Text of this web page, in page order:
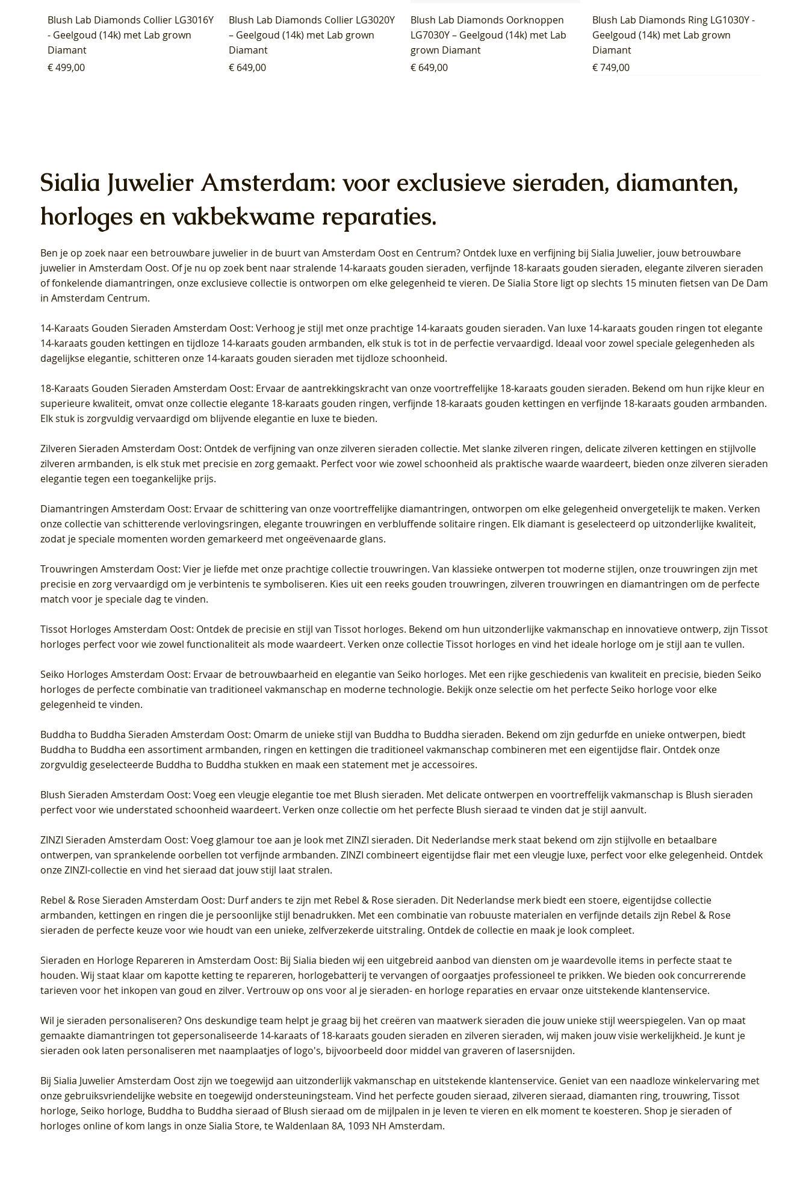
Blush Lab Diamonds Collier LG3016Y
- Geelgoud (14k) met Lab grown
Diamant
Prijs
€ 499,00
Blush Lab Diamonds Collier LG3020Y
– Geelgoud (14k) met Lab grown
Diamant
Prijs
€ 649,00
Blush Lab Diamonds Oorknoppen
LG7030Y – Geelgoud (14k) met Lab
grown Diamant
Prijs
€ 649,00
Blush Lab Diamonds Ring LG1030Y -
Geelgoud (14k) met Lab grown
Diamant
Prijs
€ 749,00
Blush Lab Diamonds Oorhangers
LG9006Y/S - Geelgoud (14k) met Lab
grown Diamant
Blush Lab Diamonds Oorhangers
LG9007Y/S - Geelgoud (14k) met Lab
grown Diamant
Blush Lab Diamonds Ring LG1028Y -
Geelgoud (14k) met Lab grown
Diamant
Blush Lab Diamonds Collier LG3014Y
- Geelgoud (14k) met Lab grown
Diamant
Blush Lab Diamonds Collier LG3019Y
– Geelgoud (14k) met Lab grown
Diamant
Blush Lab Diamonds Ring LG1042Y –
Geelgoud (14k) met Lab grown
Diamant
Blush Lab Diamonds Oorknoppen
LG7027Y - Geelgoud (14k) met Lab
grown Diamant
Blush Lab Diamonds Ring LG1029Y -
Geelgoud (14k) met Lab grown
Diamant
Blush Lab Diamonds Ring LG1031Y -
Geelgoud (14k) met Lab grown
Diamant
Blush Lab Diamonds Ring LG1044Y –
Geelgoud (14k) met Lab grown
Diamant
Blush Lab Diamonds Oorknoppen
LG7026Y - Geelgoud (14k) met Lab
grown Diamant
Blush Lab Diamonds Oorknoppen
LG7033Y – Geelgoud (14k) met Lab
grown Diamant
Sialia Juwelier Amsterdam: voor exclusieve sieraden, diamanten,
horloges en vakbekwame reparaties.
Ben je op zoek naar een betrouwbare juwelier in de buurt van Amsterdam Oost en Centrum? Ontdek luxe en verfijning bij Sialia Juwelier, jouw betrouwbare
juwelier in Amsterdam Oost. Of je nu op zoek bent naar stralende 14-karaats gouden sieraden, verfijnde 18-karaats gouden sieraden, elegante zilveren sieraden
of fonkelende diamantringen, onze exclusieve collectie is ontworpen om elke gelegenheid te vieren. De Sialia Store ligt op slechts 15 minuten fietsen van De Dam
in Amsterdam Centrum.
14-Karaats Gouden Sieraden Amsterdam Oost: Verhoog je stijl met onze prachtige 14-karaats gouden sieraden. Van luxe 14-karaats gouden ringen tot elegante
14-karaats gouden kettingen en tijdloze 14-karaats gouden armbanden, elk stuk is tot in de perfectie vervaardigd. Ideaal voor zowel speciale gelegenheden als
dagelijkse elegantie, schitteren onze 14-karaats gouden sieraden met tijdloze schoonheid.
18-Karaats Gouden Sieraden Amsterdam Oost: Ervaar de aantrekkingskracht van onze voortreffelijke 18-karaats gouden sieraden. Bekend om hun rijke kleur en
superieure kwaliteit, omvat onze collectie elegante 18-karaats gouden ringen, verfijnde 18-karaats gouden kettingen en verfijnde 18-karaats gouden armbanden.
Elk stuk is zorgvuldig vervaardigd om blijvende elegantie en luxe te bieden.
Zilveren Sieraden Amsterdam Oost: Ontdek de verfijning van onze zilveren sieraden collectie. Met slanke zilveren ringen, delicate zilveren kettingen en stijlvolle
zilveren armbanden, is elk stuk met precisie en zorg gemaakt. Perfect voor wie zowel schoonheid als praktische waarde waardeert, bieden onze zilveren sieraden
elegantie tegen een toegankelijke prijs.
Diamantringen Amsterdam Oost: Ervaar de schittering van onze voortreffelijke diamantringen, ontworpen om elke gelegenheid onvergetelijk te maken. Verken
onze collectie van schitterende verlovingsringen, elegante trouwringen en verbluffende solitaire ringen. Elk diamant is geselecteerd op uitzonderlijke kwaliteit,
zodat je speciale momenten worden gemarkeerd met ongeëvenaarde glans.
Trouwringen Amsterdam Oost: Vier je liefde met onze prachtige collectie trouwringen. Van klassieke ontwerpen tot moderne stijlen, onze trouwringen zijn met
precisie en zorg vervaardigd om je verbintenis te symboliseren. Kies uit een reeks gouden trouwringen, zilveren trouwringen en diamantringen om de perfecte
match voor je speciale dag te vinden.
Tissot Horloges Amsterdam Oost: Ontdek de precisie en stijl van Tissot horloges. Bekend om hun uitzonderlijke vakmanschap en innovatieve ontwerp, zijn Tissot
horloges perfect voor wie zowel functionaliteit als mode waardeert. Verken onze collectie Tissot horloges en vind het ideale horloge om je stijl aan te vullen.
Seiko Horloges Amsterdam Oost: Ervaar de betrouwbaarheid en elegantie van Seiko horloges. Met een rijke geschiedenis van kwaliteit en precisie, bieden Seiko
horloges de perfecte combinatie van traditioneel vakmanschap en moderne technologie. Bekijk onze selectie om het perfecte Seiko horloge voor elke
gelegenheid te vinden.
Buddha to Buddha Sieraden Amsterdam Oost: Omarm de unieke stijl van Buddha to Buddha sieraden. Bekend om zijn gedurfde en unieke ontwerpen, biedt
Buddha to Buddha een assortiment armbanden, ringen en kettingen die traditioneel vakmanschap combineren met een eigentijdse flair. Ontdek onze
zorgvuldig geselecteerde Buddha to Buddha stukken en maak een statement met je accessoires.
Blush Sieraden Amsterdam Oost: Voeg een vleugje elegantie toe met Blush sieraden. Met delicate ontwerpen en voortreffelijk vakmanschap is Blush sieraden
perfect voor wie understated schoonheid waardeert. Verken onze collectie om het perfecte Blush sieraad te vinden dat je stijl aanvult.
ZINZI Sieraden Amsterdam Oost: Voeg glamour toe aan je look met ZINZI sieraden. Dit Nederlandse merk staat bekend om zijn stijlvolle en betaalbare
ontwerpen, van sprankelende oorbellen tot verfijnde armbanden. ZINZI combineert eigentijdse flair met een vleugje luxe, perfect voor elke gelegenheid. Ontdek
onze ZINZI-collectie en vind het sieraad dat jouw stijl laat stralen.
Rebel & Rose Sieraden Amsterdam Oost: Durf anders te zijn met Rebel & Rose sieraden. Dit Nederlandse merk biedt een stoere, eigentijdse collectie
armbanden, kettingen en ringen die je persoonlijke stijl benadrukken. Met een combinatie van robuuste materialen en verfijnde details zijn Rebel & Rose
sieraden de perfecte keuze voor wie houdt van een unieke, zelfverzekerde uitstraling. Ontdek de collectie en maak je look compleet.
Sieraden en Horloge Repareren in Amsterdam Oost: Bij Sialia bieden wij een uitgebreid aanbod van diensten om je waardevolle items in perfecte staat te
houden. Wij staat klaar om kapotte ketting te repareren, horlogebatterij te vervangen of oorgaatjes professioneel te prikken. We bieden ook concurrerende
tarieven voor het inkopen van goud en zilver. Vertrouw op ons voor al je sieraden- en horloge reparaties en ervaar onze uitstekende klantenservice.
Wil je sieraden personaliseren? Ons deskundige team helpt je graag bij het creëren van maatwerk sieraden die jouw unieke stijl weerspiegelen. Van op maat
gemaakte diamantringen tot gepersonaliseerde 14-karaats of 18-karaats gouden sieraden en zilveren sieraden, wij maken jouw visie werkelijkheid. Je kunt je
sieraden ook laten personaliseren met naamplaatjes of logo's, bijvoorbeeld door middel van graveren of lasersnijden.
BijSialia Juwelier Amsterdam Oostzijn we toegewijd aan uitzonderlijk vakmanschap en uitstekende klantenservice. Geniet van een naadloze winkelervaring met
onze gebruiksvriendelijke website en toegewijd ondersteuningsteam. Vind het perfecte gouden sieraad, zilveren sieraad, diamanten ring, trouwring, Tissot
horloge, Seiko horloge, Buddha to Buddha sieraad of Blush sieraad om de mijlpalen in je leven te vieren en elk moment te koesteren. Shop je sieraden of
horloges online of kom langs in onze Sialia Store, te Waldenlaan 8A, 1093 NH Amsterdam.